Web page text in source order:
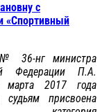
с
«Спортивный
№ 36-нг министра
Федерации П.А.
2017 года
присвоена